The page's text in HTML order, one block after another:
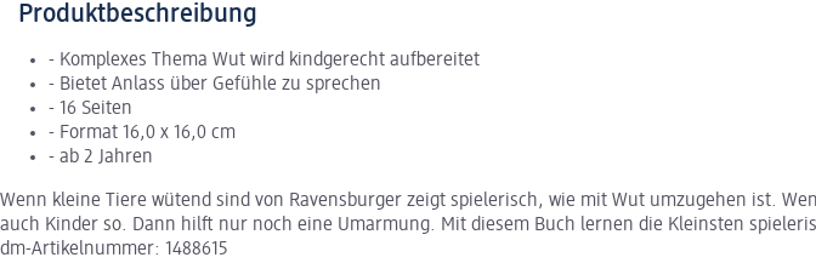
Produktbeschreibung
- Komplexes Thema Wut wird kindgerecht aufbereitet
- Bietet Anlass über Gefühle zu sprechen
- 16 Seiten
- Format 16,0 x 16,0 cm
- ab 2 Jahren
Wenn kleine Tiere wütend sind von Ravensburger zeigt spielerisch, wie mit Wut umzugehen ist.
auch Kinder so. Dann hilft nur noch eine Umarmung. Mit diesem Buch lernen die Kleinsten
dm-Artikelnummer: 1488615